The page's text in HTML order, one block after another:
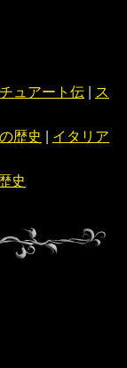
ュアート伝 | ス
歴史 | イタリア
史